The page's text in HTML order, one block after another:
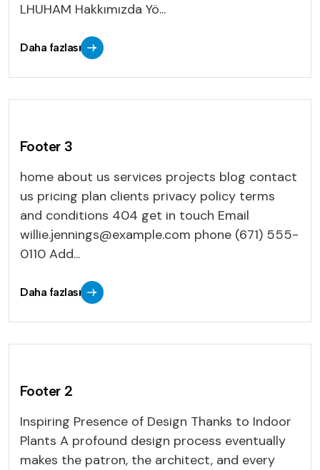
LHUHAM Hakkımızda Yö...
Daha fazlası
Footer 3
home about us services projects blog contact
us pricing plan clients privacy policy terms
and conditions 404 get in touch Email
willie.jennings@example.com phone (671) 555-
0110 Add...
Daha fazlası
Footer 2
Inspiring Presence of Design Thanks to Indoor
Plants A profound design process eventually
makes the patron, the architect, and every